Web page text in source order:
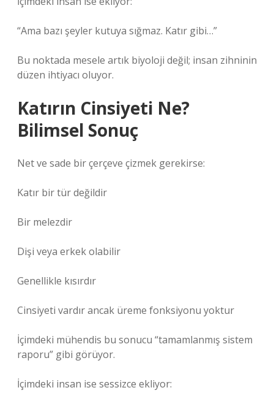
“Ama bazı şeyler kutuya sığmaz. Katır gibi…”
Bu noktada mesele artık biyoloji değil; insan zihninin
düzen ihtiyacı oluyor.
Katırın Cinsiyeti Ne?
Bilimsel Sonuç
Net ve sade bir çerçeve çizmek gerekirse:
Katır bir tür değildir
Bir melezdir
Dişi veya erkek olabilir
Genellikle kısırdır
Cinsiyeti vardır ancak üreme fonksiyonu yoktur
İçimdeki mühendis bu sonucu “tamamlanmış sistem
raporu” gibi görüyor.
İçimdeki insan ise sessizce ekliyor: